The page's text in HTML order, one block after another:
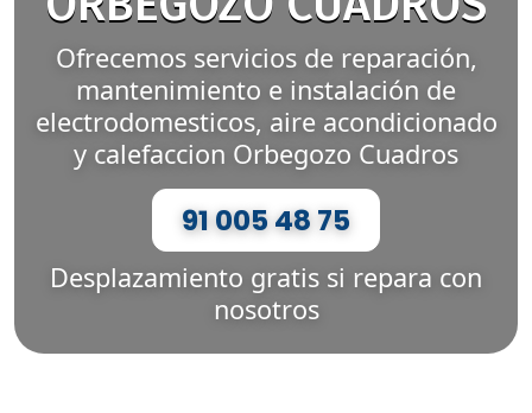
Ofrecemos servicios de reparación,
mantenimiento e instalación de
electrodomesticos, aire acondicionado
y calefaccion Orbegozo Cuadros
91 005 48 75
Desplazamiento gratis si repara con
nosotros